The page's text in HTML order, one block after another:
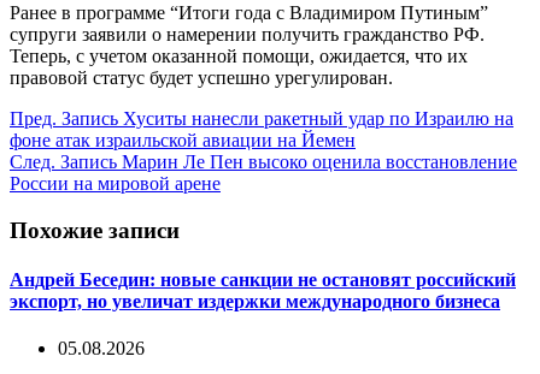
Ранее в программе “Итоги года с Владимиром Путиным”
супруги заявили о намерении получить гражданство РФ.
Теперь, с учетом оказанной помощи, ожидается, что их
правовой статус будет успешно урегулирован.
Пред. Запись Хуситы нанесли ракетный удар по Израилю на
фоне атак израильской авиации на Йемен
След. Запись Марин Ле Пен высоко оценила восстановление
России на мировой арене
Похожие записи
Андрей Беседин: новые санкции не остановят российский
экспорт, но увеличат издержки международного бизнеса
05.08.2026